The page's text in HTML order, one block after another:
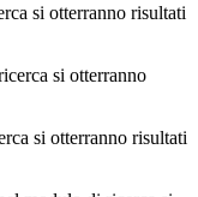
si otterranno risultati
si otterranno
si otterranno risultati